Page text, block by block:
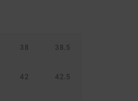
38 38.5
42 42.5